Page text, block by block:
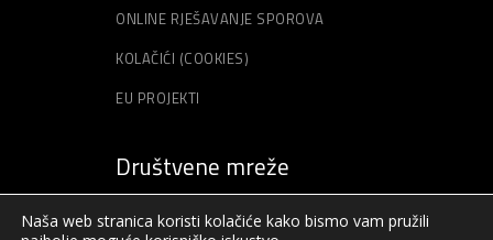
ONLINE RJEŠAVANJE SPOROVA
KOLAČIĆI (COOKIES)
EU PROJEKTI
Društvene mreže
Naša web stranica koristi kolačiće kako bismo vam pružili